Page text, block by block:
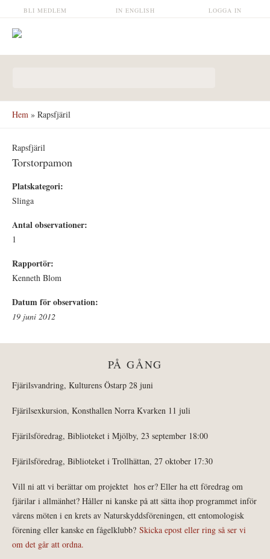
Hoppa till huvudinnehåll LOGGA IN
IN ENGLISH
BLI MEDLEM
Hem » Rapsfjäril
Rapsfjäril
Torstorpamon
Platskategori:
Slinga
Antal observationer:
1
Rapportör:
Kenneth Blom
Datum för observation:
19 juni 2012
PÅ GÅNG
Fjärilsvandring, Kulturens Östarp 28 juni
Fjärilsexkursion, Konsthallen Norra Kvarken 11 juli
Fjärilsföredrag, Biblioteket i Mjölby, 23 september 18:00
Fjärilsföredrag, Biblioteket i Trollhättan, 27 oktober 17:30
Vill ni att vi berättar om projektet hos er? Eller ha ett föredrag om
fjärilar i allmänhet? Håller ni kanske på att sätta ihop programmet inför
vårens möten i en krets av Naturskyddsföreningen, ett entomologisk
förening eller kanske en fågelklubb? Skicka epost eller ring så ser vi
om det går att ordna.